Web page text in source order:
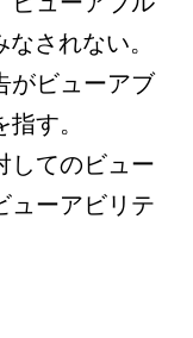
されない。
がビューアブ
す。
してのビュー
ューアビリテ